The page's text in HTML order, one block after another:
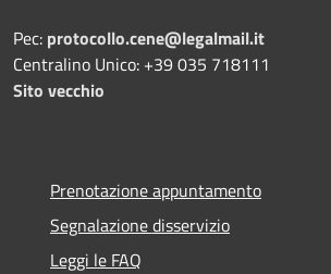
Pec: protocollo.cene@legalmail.it
Centralino Unico: +39 035 718111
Sito vecchio
Prenotazione appuntamento
Segnalazione disservizio
Leggi le FAQ